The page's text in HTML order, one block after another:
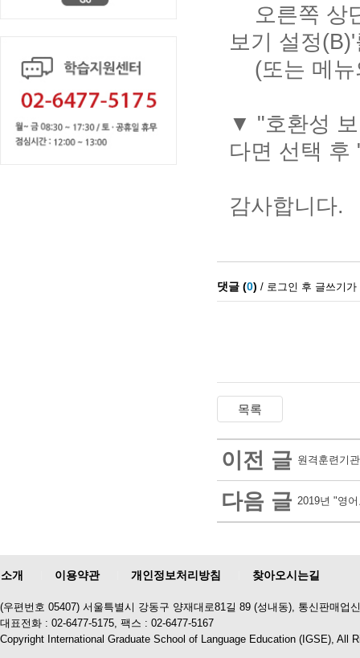
오른쪽 상
보기 설정
(또는 메뉴
▼ "호환성
다면 선택 후
감사합니다.
이전 글 원격훈련기
다음 글 2019년 "영
소개 이용약관 개인정보처리방침 찾아오시는길
(우편번호 05407) 서울특별시 강동구 양재대로81길 89 (성내동), 통신판매
대표전화 : 02-6477-5175, 팩스 : 02-6477-5167
Copyright International Graduate School of Language Education (IGSE), All